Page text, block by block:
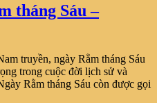
tháng Sáu –
truyền, ngày Rằm tháng Sáu
trong cuộc đời lịch sử và
Rằm tháng Sáu còn được gọi